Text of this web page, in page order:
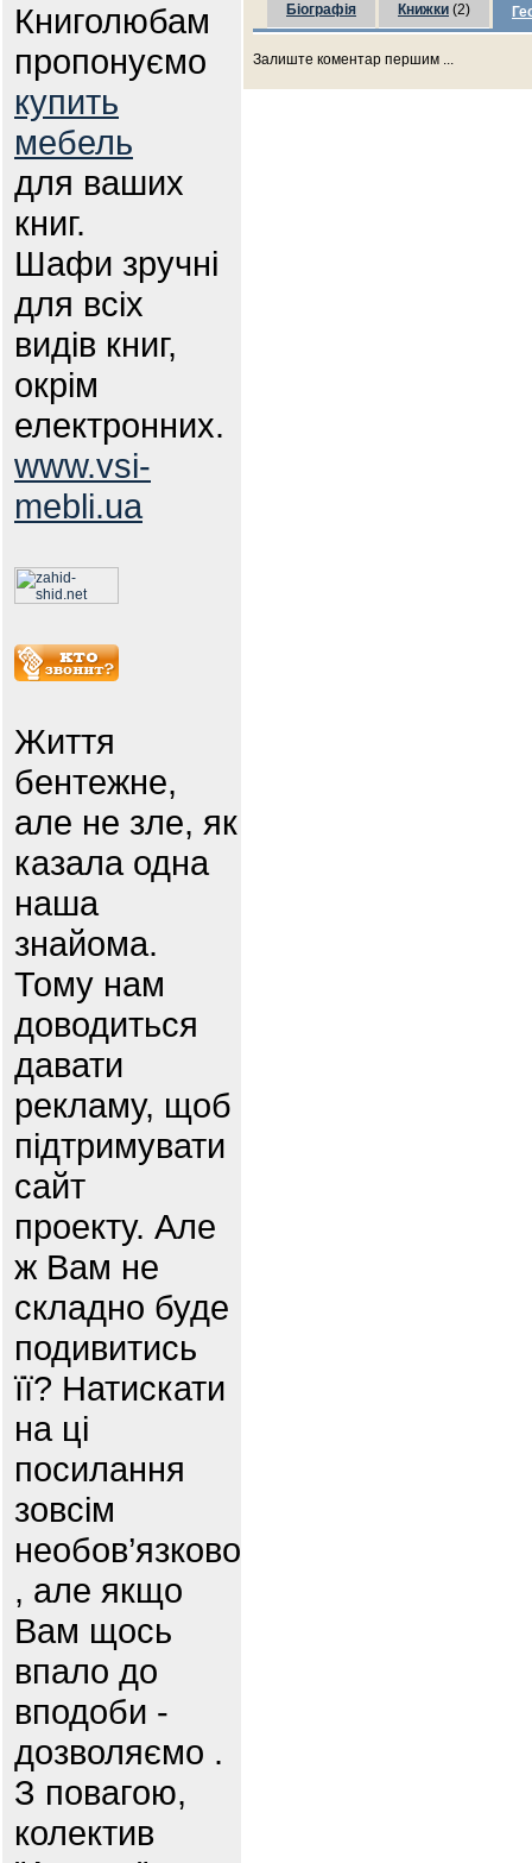
Книголюбам
пропонуємо
купить
мебель
для ваших
книг.
Шафи зручні
для всіх
видів книг,
окрім
електронних.
www.vsi-
mebli.ua
Життя
бентежне,
але не зле, як
казала одна
наша
знайома.
Тому нам
доводиться
давати
рекламу, щоб
підтримувати
сайт
проекту. Але
ж Вам не
складно буде
подивитись
її? Натискати
на ці
посилання
зовсім
необов’язково
, але якщо
Вам щось
впало до
вподоби -
дозволяємо .
З повагою,
колектив
Біографія Книжки (2)
Залиште коментар першим ...